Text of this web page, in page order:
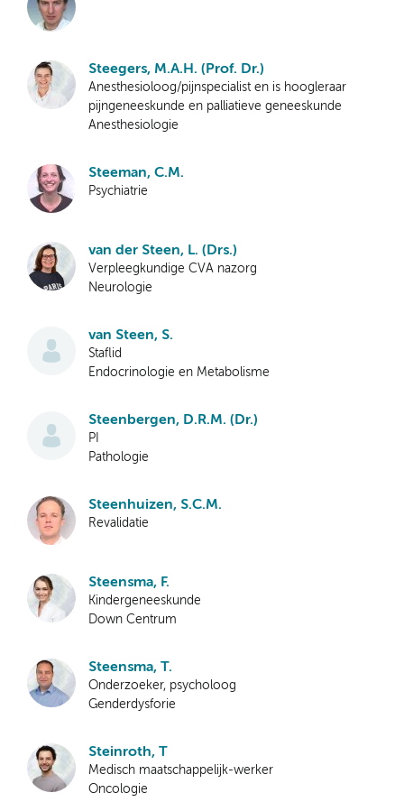
Steegers, M.A.H. (Prof. Dr.)
Anesthesioloog/pijnspecialist en is hoogleraar
pijngeneeskunde en palliatieve geneeskunde
Anesthesiologie
Steeman, C.M.
Psychiatrie
van der Steen, L. (Drs.)
Verpleegkundige CVA nazorg
Neurologie
van Steen, S.
Staflid
Endocrinologie en Metabolisme
Steenbergen, D.R.M. (Dr.)
PI
Pathologie
Steenhuizen, S.C.M.
Revalidatie
Steensma, F.
Kindergeneeskunde
Down Centrum
Steensma, T.
Onderzoeker, psycholoog
Genderdysforie
Steinroth, T
Medisch maatschappelijk-werker
Oncologie